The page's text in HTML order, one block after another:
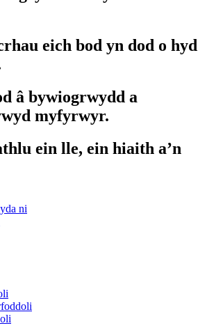
eich bod yn dod o hyd
â bywiogrwydd a
myfyrwyr.
ein lle, ein hiaith a’n
ni